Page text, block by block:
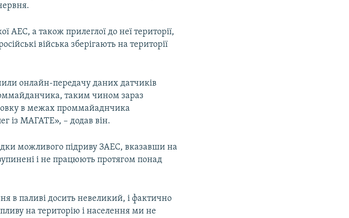
АЕС, а також прилеглої до неї території,
війська зберігають на території
онлайн-передачу даних датчиків
таким чином зараз
в межах проммайаднчика
із МАГАТЕ», – додав він.
можливого підриву ЗАЕС, вказавши на
і не працюють протягом понад
в паливі досить невеликий, і фактично
на територію і населення ми не